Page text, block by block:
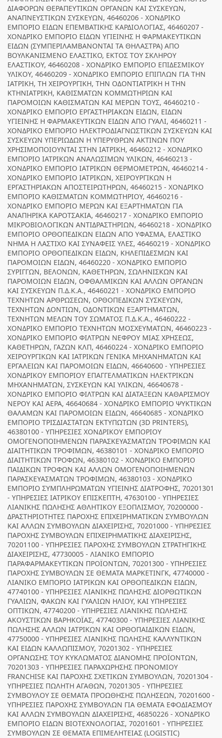
ΔΙΑΦΟΡΩΝ ΘΕΡΑΠΕΥΤΙΚΩΝ ΟΡΓΑΝΩΝ ΚΑΙ ΣΥΣΚΕΥΩΝ,
ΑΝΑΠΝΕΥΣΤΙΚΩΝ ΣΥΣΚΕΥΩΝ, 46460206 - ΧΟΝΔΡΙΚΟ
ΕΜΠΟΡΙΟ ΕΙΔΩΝ ΕΠΕΜΒΑΤΙΚΗΣ ΚΑΡΔΙΟΛΟΓΙΑΣ, 46460207 -
ΧΟΝΔΡΙΚΟ ΕΜΠΟΡΙΟ ΕΙΔΩΝ ΥΓΙΕΙΝΗΣ Η ΦΑΡΜΑΚΕΥΤΙΚΩΝ
ΕΙΔΩΝ (ΣΥΜΠΕΡΙΛΑΜΒΑΝΟΝΤΑΙ ΤΑ ΘΗΛΑΣΤΡΑ) ΑΠΟ
ΒΟΥΛΚΑΝΙΣΜΕΝΟ ΕΛΑΣΤΙΚΟ, ΕΚΤΟΣ ΤΟΥ ΣΚΛΗΡΟΥ
ΕΛΑΣΤΙΚΟΥ, 46460208 - ΧΟΝΔΡΙΚΟ ΕΜΠΟΡΙΟ ΕΠΙΔΕΣΜΙΚΟΥ
ΥΛΙΚΟΥ, 46460209 - ΧΟΝΔΡΙΚΟ ΕΜΠΟΡΙΟ ΕΠΙΠΛΩΝ ΓΙΑ ΤΗΝ
ΙΑΤΡΙΚΗ, ΤΗ ΧΕΙΡΟΥΡΓΙΚΗ, ΤΗΝ ΟΔΟΝΤΙΑΤΡΙΚΗ Η ΤΗΝ
ΚΤΗΝΙΑΤΡΙΚΗ, ΚΑΘΙΣΜΑΤΩΝ ΚΟΜΜΩΤΗΡΙΩΝ ΚΑΙ
ΠΑΡΟΜΟΙΩΝ ΚΑΘΙΣΜΑΤΩΝ ΚΑΙ ΜΕΡΩΝ ΤΟΥΣ, 46460210 -
ΧΟΝΔΡΙΚΟ ΕΜΠΟΡΙΟ ΕΡΓΑΣΤΗΡΙΑΚΩΝ ΕΙΔΩΝ, ΕΙΔΩΝ
ΥΓΙΕΙΝΗΣ Η ΦΑΡΜΑΚΕΥΤΙΚΩΝ ΕΙΔΩΝ ΑΠΟ ΓΥΑΛΙ, 46460211 -
ΧΟΝΔΡΙΚΟ ΕΜΠΟΡΙΟ ΗΛΕΚΤΡΟΔΙΑΓΝΩΣΤΙΚΩΝ ΣΥΣΚΕΥΩΝ ΚΑΙ
ΣΥΣΚΕΥΩΝ ΥΠΕΡΙΩΔΩΝ Η ΥΠΕΡΥΘΡΩΝ ΑΚΤΙΝΩΝ ΠΟΥ
ΧΡΗΣΙΜΟΠΟΙΟΥΝΤΑΙ ΣΤΗΝ ΙΑΤΡΙΚΗ, 46460212 - ΧΟΝΔΡΙΚΟ
ΕΜΠΟΡΙΟ ΙΑΤΡΙΚΩΝ ΑΝΑΛΩΣΙΜΩΝ ΥΛΙΚΩΝ, 46460213 -
ΧΟΝΔΡΙΚΟ ΕΜΠΟΡΙΟ ΙΑΤΡΙΚΩΝ ΘΕΡΜΟΜΕΤΡΩΝ, 46460214 -
ΧΟΝΔΡΙΚΟ ΕΜΠΟΡΙΟ ΙΑΤΡΙΚΩΝ, ΧΕΙΡΟΥΡΓΙΚΩΝ Η
ΕΡΓΑΣΤΗΡΙΑΚΩΝ ΑΠΟΣΤΕΙΡΩΤΗΡΩΝ, 46460215 - ΧΟΝΔΡΙΚΟ
ΕΜΠΟΡΙΟ ΚΑΘΙΣΜΑΤΩΝ ΚΟΜΜΩΤΗΡΙΟΥ, 46460216 -
ΧΟΝΔΡΙΚΟ ΕΜΠΟΡΙΟ ΜΕΡΩΝ ΚΑΙ ΕΞΑΡΤΗΜΑΤΩΝ ΓΙΑ
ΑΝΑΠΗΡΙΚΑ ΚΑΡΟΤΣΑΚΙΑ, 46460217 - ΧΟΝΔΡΙΚΟ ΕΜΠΟΡΙΟ
ΜΙΚΡΟΒΙΟΛΟΓΙΚΩΝ ΑΝΤΙΔΡΑΣΤΗΡΙΩΝ, 46460218 - ΧΟΝΔΡΙΚΟ
ΕΜΠΟΡΙΟ ΟΡΘΟΠΕΔΙΚΩΝ ΕΙΔΩΝ ΑΠΟ ΥΦΑΣΜΑ, ΕΛΑΣΤΙΚΟ
ΝΗΜΑ Η ΛΑΣΤΙΧΟ ΚΑΙ ΣΥΝΑΦΕΙΣ ΥΛΕΣ, 46460219 - ΧΟΝΔΡΙΚΟ
ΕΜΠΟΡΙΟ ΟΡΘΟΠΕΔΙΚΩΝ ΕΙΔΩΝ, ΚΗΛΕΠΙΔΕΣΜΩΝ ΚΑΙ
ΠΑΡΟΜΟΙΩΝ ΕΙΔΩΝ, 46460220 - ΧΟΝΔΡΙΚΟ ΕΜΠΟΡΙΟ
ΣΥΡΙΓΓΩΝ, ΒΕΛΟΝΩΝ, ΚΑΘΕΤΗΡΩΝ, ΣΩΛΗΝΙΣΚΩΝ ΚΑΙ
ΠΑΡΟΜΟΙΩΝ ΕΙΔΩΝ, ΟΦΘΑΛΜΙΚΩΝ ΚΑΙ ΑΛΛΩΝ ΟΡΓΑΝΩΝ
ΚΑΙ ΣΥΣΚΕΥΩΝ Π.Δ.Κ.Α., 46460221 - ΧΟΝΔΡΙΚΟ ΕΜΠΟΡΙΟ
ΤΕΧΝΗΤΩΝ ΑΡΘΡΩΣΕΩΝ, ΟΡΘΟΠΕΔΙΚΩΝ ΣΥΣΚΕΥΩΝ,
ΤΕΧΝΗΤΩΝ ΔΟΝΤΙΩΝ, ΟΔΟΝΤΙΚΩΝ ΕΞΑΡΤΗΜΑΤΩΝ,
ΤΕΧΝΗΤΩΝ ΜΕΛΩΝ ΤΟΥ ΣΩΜΑΤΟΣ Π.Δ.Κ.Α., 46460222 -
ΧΟΝΔΡΙΚΟ ΕΜΠΟΡΙΟ ΤΕΧΝΗΤΩΝ ΜΟΣΧΕΥΜΑΤΩΝ, 46460223 -
ΧΟΝΔΡΙΚΟ ΕΜΠΟΡΙΟ ΦΙΛΤΡΩΝ ΝΕΦΡΟΥ ΜΙΑΣ ΧΡΗΣΕΩΣ,
ΚΑΘΕΤΗΡΩΝ, ΓΑΖΩΝ ΚΛΠ, 46460224 - ΧΟΝΔΡΙΚΟ ΕΜΠΟΡΙΟ
ΧΕΙΡΟΥΡΓΙΚΩΝ ΚΑΙ ΙΑΤΡΙΚΩΝ ΓΕΝΙΚΑ ΜΗΧΑΝΗΜΑΤΩΝ ΚΑΙ
ΕΡΓΑΛΕΙΩΝ ΚΑΙ ΠΑΡΟΜΟΙΩΝ ΕΙΔΩΝ, 46640600 - ΥΠΗΡΕΣΙΕΣ
ΧΟΝΔΡΙΚΟΥ ΕΜΠΟΡΙΟΥ ΕΠΑΓΓΕΛΜΑΤΙΚΩΝ ΗΛΕΚΤΡΙΚΩΝ
ΜΗΧΑΝΗΜΑΤΩΝ, ΣΥΣΚΕΥΩΝ ΚΑΙ ΥΛΙΚΩΝ, 46640678 -
ΧΟΝΔΡΙΚΟ ΕΜΠΟΡΙΟ ΦΙΛΤΡΩΝ ΚΑΙ ΔΙΑΤΑΞΕΩΝ ΚΑΘΑΡΙΣΜΟΥ
ΝΕΡΟΥ ΚΑΙ ΑΕΡΑ, 46640684 - ΧΟΝΔΡΙΚΟ ΕΜΠΟΡΙΟ ΨΥΚΤΙΚΩΝ
ΘΑΛΑΜΩΝ ΚΑΙ ΠΑΡΟΜΟΙΩΝ ΕΙΔΩΝ, 46640685 - ΧΟΝΔΡΙΚΟ
ΕΜΠΟΡΙΟ ΤΡΙΣΔΙΑΣΤΑΤΩΝ ΕΚΤΥΠΩΤΩΝ (3D PRINTERS),
46380100 - ΥΠΗΡΕΣΙΕΣ ΧΟΝΔΡΙΚΟΥ ΕΜΠΟΡΙΟΥ
ΟΜΟΓΕΝΟΠΟΙΗΜΕΝΩΝ ΠΑΡΑΣΚΕΥΑΣΜΑΤΩΝ ΤΡΟΦΙΜΩΝ ΚΑΙ
ΔΙΑΙΤΗΤΙΚΩΝ ΤΡΟΦΙΜΩΝ, 46380101 - ΧΟΝΔΡΙΚΟ ΕΜΠΟΡΙΟ
ΔΙΑΙΤΗΤΙΚΩΝ ΤΡΟΦΩΝ, 46380102 - ΧΟΝΔΡΙΚΟ ΕΜΠΟΡΙΟ
ΠΑΙΔΙΚΩΝ ΤΡΟΦΩΝ ΚΑΙ ΑΛΛΩΝ ΟΜΟΓΕΝΟΠΟΙΗΜΕΝΩΝ
ΠΑΡΑΣΚΕΥΑΣΜΑΤΩΝ ΤΡΟΦΙΜΩΝ, 46380103 - ΧΟΝΔΡΙΚΟ
ΕΜΠΟΡΙΟ ΣΥΜΠΛΗΡΩΜΑΤΩΝ ΥΓΙΕΙΝΗΣ ΔΙΑΤΡΟΦΗΣ, 70201301
- ΥΠΗΡΕΣΙΕΣ ΙΑΤΡΙΚΟΥ ΕΠΙΣΚΕΠΤΗ, 47630100 - ΥΠΗΡΕΣΙΕΣ
ΛΙΑΝΙΚΗΣ ΠΩΛΗΣΗΣ ΑΘΛΗΤΙΚΟΥ ΕΞΟΠΛΙΣΜΟΥ, 70200000 -
ΔΡΑΣΤΗΡΙΟΤΗΤΕΣ ΠΑΡΟΧΗΣ ΕΠΙΧΕΙΡΗΜΑΤΙΚΩΝ ΣΥΜΒΟΥΛΩΝ
ΚΑΙ ΑΛΛΩΝ ΣΥΜΒΟΥΛΩΝ ΔΙΑΧΕΙΡΙΣΗΣ, 70201000 - ΥΠΗΡΕΣΙΕΣ
ΠΑΡΟΧΗΣ ΣΥΜΒΟΥΛΩΝ ΕΠΙΧΕΙΡΗΜΑΤΙΚΗΣ ΔΙΑΧΕΙΡΙΣΗΣ,
70201100 - ΥΠΗΡΕΣΙΕΣ ΠΑΡΟΧΗΣ ΣΥΜΒΟΥΛΩΝ ΣΤΡΑΤΗΓΙΚΗΣ
ΔΙΑΧΕΙΡΙΣΗΣ, 47730005 - ΛΙΑΝΙΚΟ ΕΜΠΟΡΙΟ
ΠΑΡΑΦΑΡΜΑΚΕΥΤΙΚΩΝ ΠΡΟΪΟΝΤΩΝ, 70201300 - ΥΠΗΡΕΣΙΕΣ
ΠΑΡΟΧΗΣ ΣΥΜΒΟΥΛΩΝ ΣΕ ΘΕΜΑΤΑ ΜΑΡΚΕΤΙΝΓΚ, 47740000 -
ΛΙΑΝΙΚΟ ΕΜΠΟΡΙΟ ΙΑΤΡΙΚΩΝ ΚΑΙ ΟΡΘΟΠΕΔΙΚΩΝ ΕΙΔΩΝ,
47740100 - ΥΠΗΡΕΣΙΕΣ ΛΙΑΝΙΚΗΣ ΠΩΛΗΣΗΣ ΔΙΟΡΘΩΤΙΚΩΝ
ΓΥΑΛΙΩΝ, ΦΑΚΩΝ ΚΑΙ ΓΥΑΛΙΩΝ ΗΛΙΟΥ, ΚΑΙ ΥΠΗΡΕΣΙΕΣ
ΟΠΤΙΚΩΝ, 47740200 - ΥΠΗΡΕΣΙΕΣ ΛΙΑΝΙΚΗΣ ΠΩΛΗΣΗΣ
ΑΚΟΥΣΤΙΚΩΝ ΒΑΡΗΚΟΪΑΣ, 47740300 - ΥΠΗΡΕΣΙΕΣ ΛΙΑΝΙΚΗΣ
ΠΩΛΗΣΗΣ ΑΛΛΩΝ ΙΑΤΡΙΚΩΝ ΚΑΙ ΟΡΘΟΠΑΙΔΙΚΩΝ ΕΙΔΩΝ,
47750000 - ΥΠΗΡΕΣΙΕΣ ΛΙΑΝΙΚΗΣ ΠΩΛΗΣΗΣ ΚΑΛΛΥΝΤΙΚΩΝ
ΚΑΙ ΕΙΔΩΝ ΚΑΛΛΩΠΙΣΜΟΥ, 70201302 - ΥΠΗΡΕΣΙΕΣ
ΟΡΓΑΝΩΣΗΣ ΤΟΥ ΚΥΚΛΩΜΑΤΟΣ ΔΙΑΝΟΜΗΣ ΠΡΟΪΟΝΤΩΝ,
70201303 - ΥΠΗΡΕΣΙΕΣ ΠΑΡΑΧΩΡΗΣΗΣ ΠΡΟΝΟΜΙΟΥ
FRANCHISE ΚΑΙ ΠΑΡΟΧΗΣ ΣΧΕΤΙΚΩΝ ΣΥΜΒΟΥΛΩΝ, 70201304 -
ΥΠΗΡΕΣΙΕΣ ΠΩΛΗΤΗ ΑΓΑΘΩΝ, 70201305 - ΥΠΗΡΕΣΙΕΣ
ΣΥΜΒΟΥΛΟΥ ΣΕ ΘΕΜΑΤΑ ΠΡΟΩΘΗΣΗΣ ΠΩΛΗΣΕΩΝ, 70201600 -
ΥΠΗΡΕΣΙΕΣ ΠΑΡΟΧΗΣ ΣΥΜΒΟΥΛΩΝ ΓΙΑ ΘΕΜΑΤΑ ΕΦΟΔΙΑΣΜΟΥ
ΚΑΙ ΑΛΛΩΝ ΣΥΜΒΟΥΛΩΝ ΔΙΑΧΕΙΡΙΣΗΣ, 46850226 - ΧΟΝΔΡΙΚΟ
ΕΜΠΟΡΙΟ ΕΙΔΩΝ ΒΙΟΤΕΧΝΟΛΟΓΙΑΣ, 70201601 - ΥΠΗΡΕΣΙΕΣ
ΣΥΜΒΟΥΛΩΝ ΣΕ ΘΕΜΑΤΑ ΕΠΙΜΕΛΗΤΕΙΑΣ (LOGISTIC)